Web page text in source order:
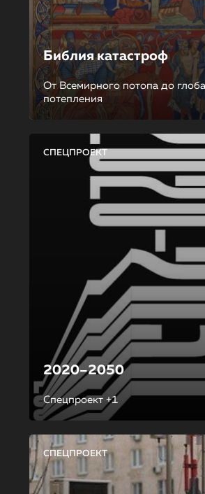
Библия катастроф
От Всемирного потопа до
потепления
СПЕЦПРОЕКТ
2020–2050
Спецпроект +1
СПЕЦПРОЕКТ